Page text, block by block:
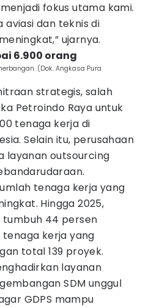
fokus utama kami.
aviasi dan teknis di
ujarnya.
6.900 orang
(Dok. Angkasa Pura
strategis, salah
Petroindo Raya untuk
tenaga kerja di
Selain itu, perusahaan
layanan outsourcing
tenaga kerja yang
Hingga 2025,
44 persen
tenaga kerja yang
total 139 proyek.
layanan
SDM unggul
GDPS mampu